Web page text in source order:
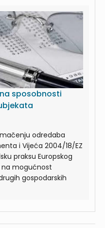
sposobnosti
odredaba
i Vijeća 2004/18/EZ
praksu Europskog
na mogućnost
gospodarskih